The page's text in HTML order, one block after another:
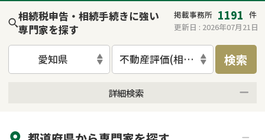
相続税申告・相続手続きに強い
専門家を探す
掲載事務所 1191 件
更新日 : 2026年07月21日
愛知県 不動産評価(相続不動産)検索
詳細検索